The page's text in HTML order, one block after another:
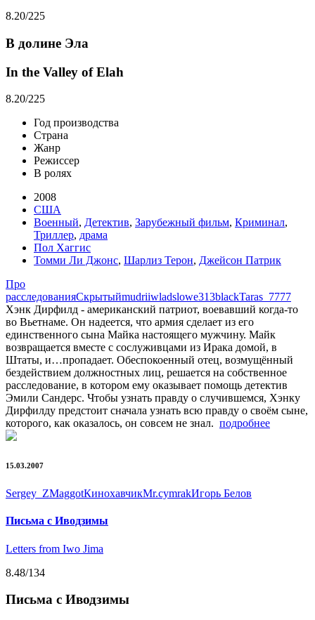
8.20/225
В долине Эла
In the Valley of Elah
8.20/225
Год производства
Страна
Жанр
Режиссер
В ролях
2008
США
Военный, Детектив, Зарубежный фильм, Криминал,
Триллер, драма
Пол Хаггис
Томми Ли Джонс, Шарлиз Терон, Джейсон Патрик
Про
расследованияСкрытыйmudriiwladslowe313blackTaras_7777
Хэнк Дирфилд - американский патриот, воевавший когда-то
во Вьетнаме. Он надеется, что армия сделает из его
единственного сына Майка настоящего мужчину. Майк
возвращается вместе с сослуживцами из Ирака домой, в
Штаты, и…пропадает. Обеспокоенный отец, возмущённый
бездействием должностных лиц, решается на собственное
расследование, в котором ему оказывает помощь детектив
Эмили Сандерс. Чтобы узнать правду о случившемся, Хэнку
Дирфилду предстоит сначала узнать всю правду о своём сыне,
которого, как оказалось, он совсем не знал. подробнее
15.03.2007
Sergey_ZMaggotКинохавчикMr.cymrakИгорь Белов
Письма с Иводзимы
Letters from Iwo Jima
8.48/134
Письма с Иводзимы